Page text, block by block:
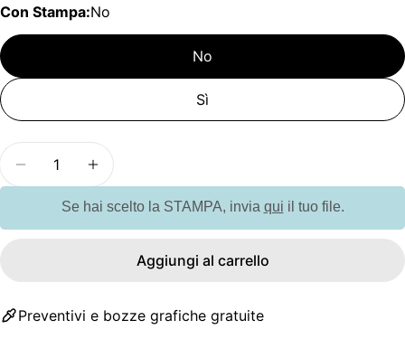
Con Stampa:No
No
Sì
Diminuisci la quantità per G100002 Borraccia
Aumenta la quantità per G100002
Se hai scelto la STAMPA, invia qui il tuo file.
Aggiungi al carrello
Preventivi e bozze grafiche gratuite